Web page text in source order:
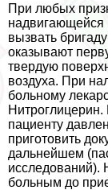
При любых
надвигающейся
вызвать
оказывают
твердую
воздуха. При
больному
Нитроглицерин.
пациенту
приготовить
дальнейшем
исследований).
больным до